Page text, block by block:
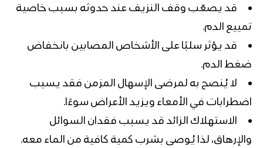
قد يصعّب وقف النزيف عند حدوثه بسبب خاصية
تمييع الدم.
قد يؤثر سلبًا على الأشخاص المصابين بانخفاض
ضغط الدم.
لا يُنصح به لمرضى الإسهال المزمن فقد يسبب
اضطرابات في الأمعاء ويزيد الأعراض سوءًا.
الاستهلاك الزائد قد يسبب فقدان السوائل
والإرهاق، لذا يُوصى بشرب كمية كافية من الماء معه.